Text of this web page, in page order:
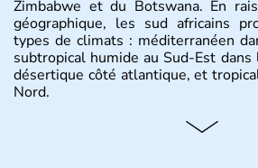
Zimbabwe et du Botswana. En
géographique, les sud africains
types de climats : méditerranéen
subtropical humide au Sud-Est
désertique côté atlantique, et
Nord.
Histoire et administration